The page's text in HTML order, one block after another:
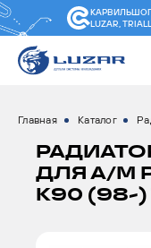
КАРВИЛЬШОП
LUZAR,
Главная Каталог
ДЛЯ А/М
K90 (98-)